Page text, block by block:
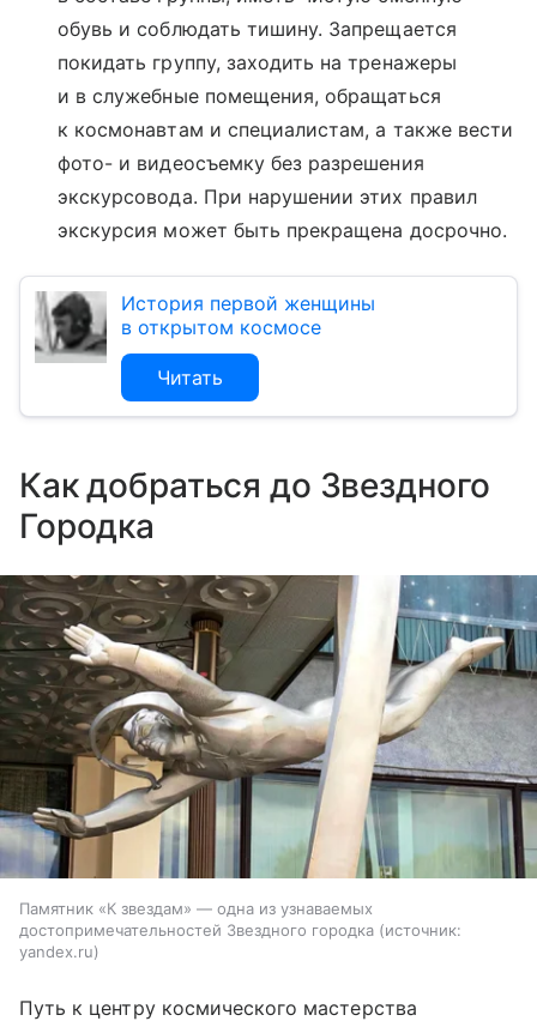
обувь и соблюдать тишину. Запрещается
покидать группу, заходить на тренажеры
и в служебные помещения, обращаться
к космонавтам и специалистам, а также вести
фото- и видеосъемку без разрешения
экскурсовода. При нарушении этих правил
экскурсия может быть прекращена досрочно.
История первой женщины
в открытом космосе
Читать
Как добраться до Звездного
Городка
Памятник «К звездам» — одна из узнаваемых
достопримечательностей Звездного городка
источник:
yandex.ru
Путь к центру космического мастерства